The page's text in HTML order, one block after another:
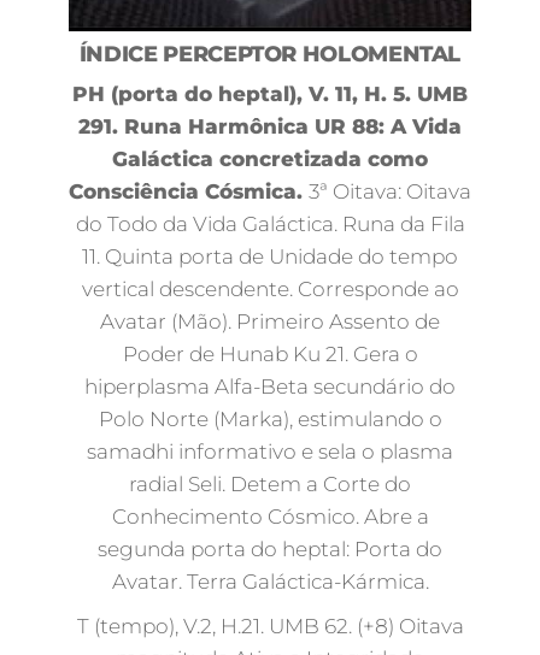
ÍNDICE PERCEPTOR HOLOMENTAL
PH (porta do heptal), V. 11, H. 5. UMB
291. Runa Harmônica UR 88: A Vida
Galáctica concretizada como
Consciência Cósmica. 3ª Oitava: Oitava
do Todo da Vida Galáctica. Runa da Fila
11. Quinta porta de Unidade do tempo
vertical descendente. Corresponde ao
Avatar (Mão). Primeiro Assento de
Poder de Hunab Ku 21. Gera o
hiperplasma Alfa-Beta secundário do
Polo Norte (Marka), estimulando o
samadhi informativo e sela o plasma
radial Seli. Detem a Corte do
Conhecimento Cósmico. Abre a
segunda porta do heptal: Porta do
Avatar. Terra Galáctica-Kármica.
T (tempo), V.2, H.21. UMB 62. (+8) Oitava